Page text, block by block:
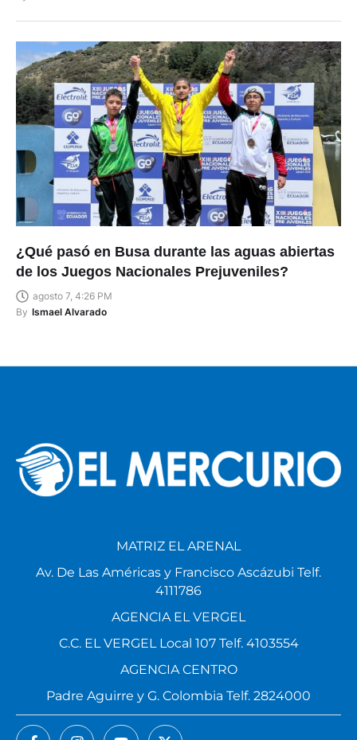
¿Qué pasó en Busa durante las aguas abiertas
de los Juegos Nacionales Prejuveniles?
agosto 7, 4:26 PM
By Ismael Alvarado
MATRIZ EL ARENAL
Av. De Las Américas y Francisco Ascázubi Telf.
4111786
AGENCIA EL VERGEL
C.C. EL VERGEL Local 107 Telf. 4103554
AGENCIA CENTRO
Padre Aguirre y G. Colombia Telf. 2824000